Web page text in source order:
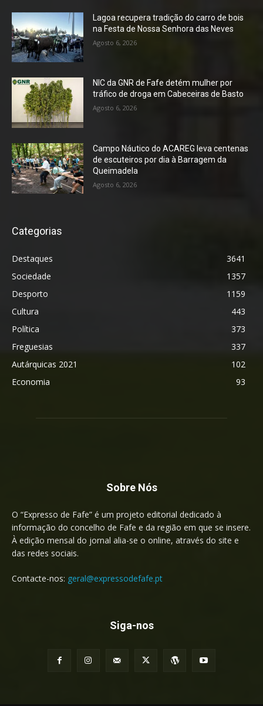
Lagoa recupera tradição do carro de bois
na Festa de Nossa Senhora das Neves
Agosto 6, 2026
NIC da GNR de Fafe detém mulher por
tráfico de droga em Cabeceiras de Basto
Agosto 6, 2026
Campo Náutico do ACAREG leva centenas
de escuteiros por dia à Barragem da
Queimadela
Agosto 6, 2026
Categorias
Destaques
3641
Sociedade
1357
Desporto
1159
Cultura
443
Política
373
Freguesias
337
Autárquicas 2021
102
Economia
93
Sobre Nós
O “Expresso de Fafe” é um projeto editorial dedicado à
informação do concelho de Fafe e da região em que se insere.
À edição mensal do jornal alia-se o online, através do site e
das redes sociais.
Contacte-nos: geral@expressodefafe.pt
Siga-nos